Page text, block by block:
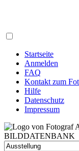
Startseite
Anmelden
FAQ
Kontakt zum
Hilfe
Datenschutz
Impressum